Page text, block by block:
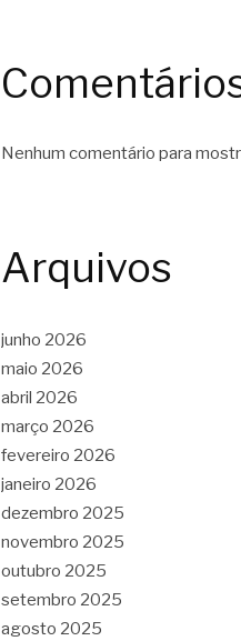
Nenhum comentário para
Arquivos
junho 2026
maio 2026
abril 2026
março 2026
fevereiro 2026
janeiro 2026
dezembro 2025
novembro 2025
outubro 2025
setembro 2025
agosto 2025